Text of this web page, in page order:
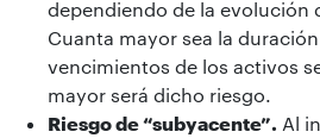
dependiendo de la evolución
Cuanta mayor sea la
vencimientos de los activos
mayor será dicho riesgo.
Riesgo de “subyacente”. Al